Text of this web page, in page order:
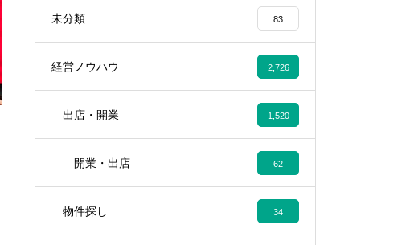
未分類 83
経営ノウハウ 2,726
出店・開業 1,520
開業・出店 62
物件探し 34